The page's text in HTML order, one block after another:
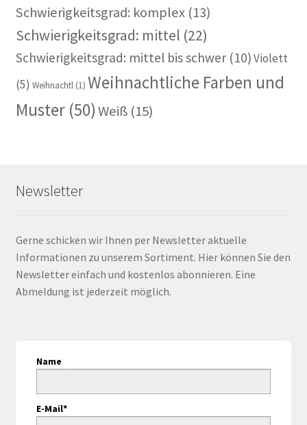
Schwierigkeitsgrad: komplex(13)
Schwierigkeitsgrad: mittel (22)
Schwierigkeitsgrad: mittel bis schwer(10)Violett
(5) Weihnachtl(1) Weihnachtliche Farben und
Muster(50)Weiß(15)
Newsletter
Gerne schicken wir Ihnen per Newsletter aktuelle
Informationen zu unserem Sortiment. Hier können Sie den
Newsletter einfach und kostenlos abonnieren. Eine
Abmeldung ist jederzeit möglich.
Name
E-Mail*